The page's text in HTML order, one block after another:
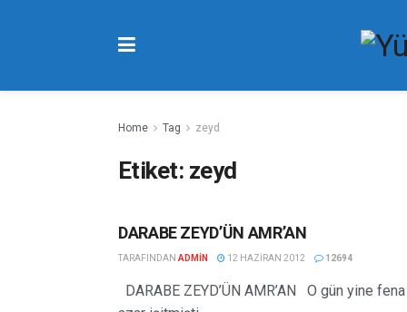
Home Tag zeyd
Etiket: zeyd
HIKÂYELER
DARABE ZEYD’ÜN AMR’AN
TARAFINDAN ADMIN 12 HAZIRAN 2012 12694
DARABE ZEYD’ÜN AMR’AN O gün yine